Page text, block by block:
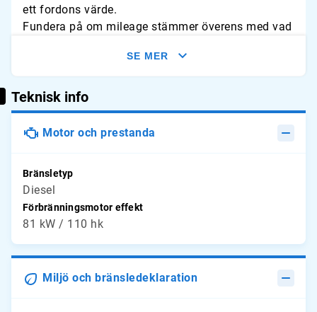
ett fordons värde.
Fundera på om mileage stämmer överens med vad
slitage och jämför avläsningarna med typliga
årliga genomsnitt.
SE MER
Teknisk info
Motor och prestanda
Bränsletyp
Diesel
Förbränningsmotor effekt
81 kW / 110 hk
Miljö och bränsledeklaration